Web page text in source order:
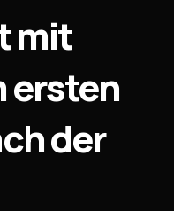
mit
ersten
der